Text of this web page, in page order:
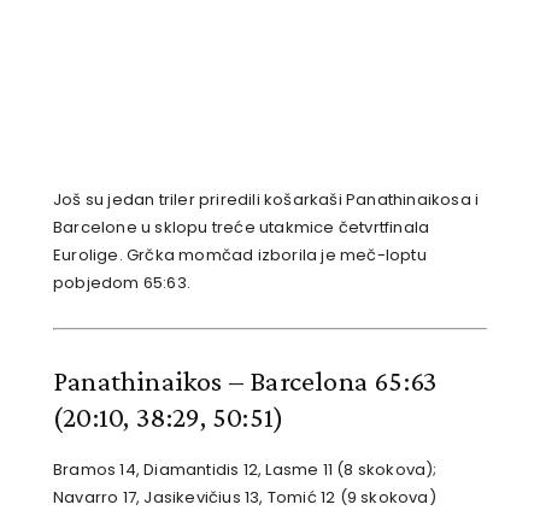
Još su jedan triler priredili košarkaši Panathinaikosa i
Barcelone u sklopu treće utakmice četvrtfinala
Eurolige. Grčka momčad izborila je meč-loptu
pobjedom 65:63.
Panathinaikos – Barcelona 65:63
(20:10, 38:29, 50:51)
Bramos 14, Diamantidis 12, Lasme 11 (8 skokova);
Navarro 17, Jasikevičius 13, Tomić 12 (9 skokova)